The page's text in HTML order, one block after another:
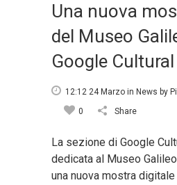
Una nuova
del Museo
Google
12:12 24 Marzo in News by
0
Share
La sezione di Google
dedicata al Museo
una nuova mostra